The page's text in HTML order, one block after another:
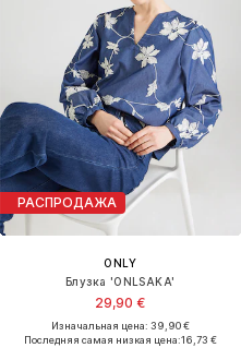
РАСПРОДАЖА
ONLY
Блузка 'ONLSAKA'
29,90 €
Изначальная цена: 39,90 €
Последняя самая низкая цена:16,73 €